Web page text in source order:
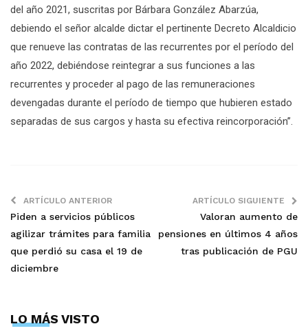
del año 2021, suscritas por Bárbara González Abarzúa,
debiendo el señor alcalde dictar el pertinente Decreto Alcaldicio
que renueve las contratas de las recurrentes por el período del
año 2022, debiéndose reintegrar a sus funciones a las
recurrentes y proceder al pago de las remuneraciones
devengadas durante el período de tiempo que hubieren estado
separadas de sus cargos y hasta su efectiva reincorporación”.
ARTÍCULO ANTERIOR
Piden a servicios públicos
agilizar trámites para familia
que perdió su casa el 19 de
diciembre
ARTÍCULO SIGUIENTE
Valoran aumento de
pensiones en últimos 4 años
tras publicación de PGU
LO MÁS VISTO